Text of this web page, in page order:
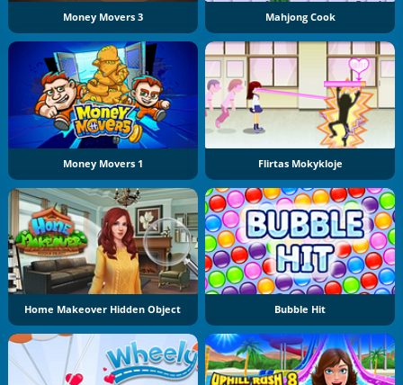
Money Movers 3 Mahjong Cook
Money Movers 1 Flirtas Mokykloje
Home Makeover Hidden Object Bubble Hit